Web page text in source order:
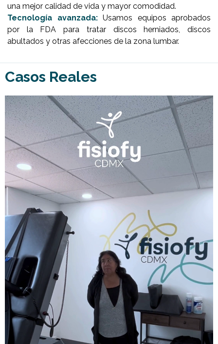
una mejor calidad de vida y mayor comodidad.
Tecnología avanzada:Usamos equipos aprobados
por la FDA para tratar discos herniados, discos
abultados y otras afecciones de la zona lumbar.
Casos Reales